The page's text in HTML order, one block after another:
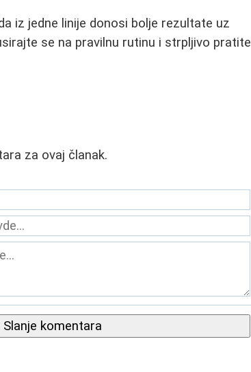
iz jedne linije donosi bolje rezultate uz
se na pravilnu rutinu i strpljivo pratite
za ovaj članak.
Slanje komentara